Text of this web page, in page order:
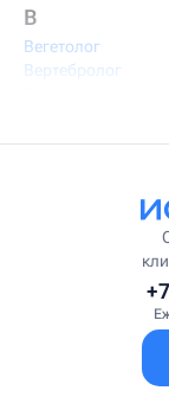
В
Вегетолог
Вертебролог
Висцеральный
Врач
Врач первичного
Гастроэнтеролог-